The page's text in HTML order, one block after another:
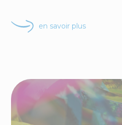
en savoir plus